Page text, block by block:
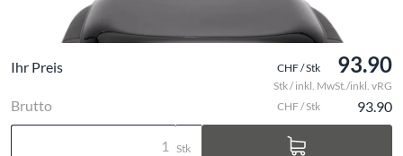
Ihr Preis CHF / Stk 93.90
Stk / inkl. MwSt./inkl. vRG
Brutto CHF / Stk 93.90
Stk